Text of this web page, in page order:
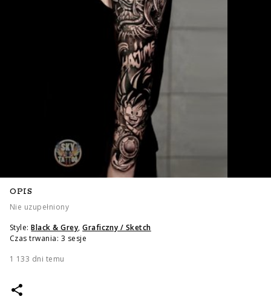
WIADOMOŚĆ
OPIS
Nie uzupełniony
Style: Black & Grey,Graficzny / Sketch
Czas trwania: 3 sesje
1 133 dni temu